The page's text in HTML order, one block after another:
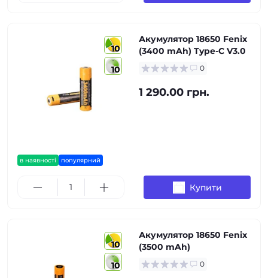
10
10
в наявності популярний
Акумулятор 18650 Fenix
(3400 mAh) Type-C V3.0
0
1 290.00 грн.
Купити
10
10
Акумулятор 18650 Fenix
(3500 mAh)
0